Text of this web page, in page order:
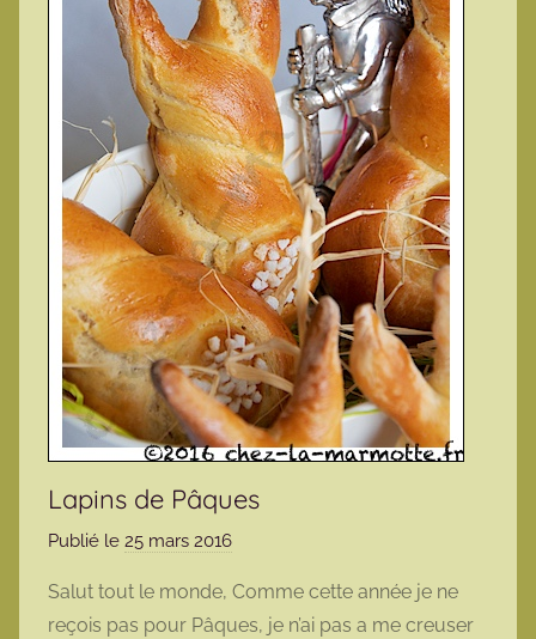
Lapins de Pâques
Publié le 25 mars 2016
r
m
Salut tout le monde, Comme cette année je ne
reçois pas pour Pâques, je n’ai pas a me creuser